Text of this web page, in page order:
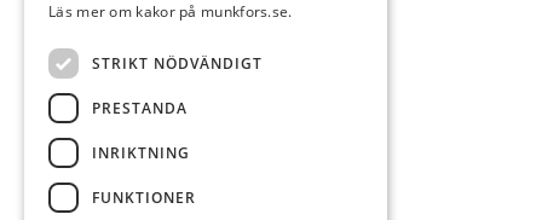
Läs mer om kakor på munkfors.se.
STRIKT NÖDVÄNDIGT
PRESTANDA
INRIKTNING
FUNKTIONER